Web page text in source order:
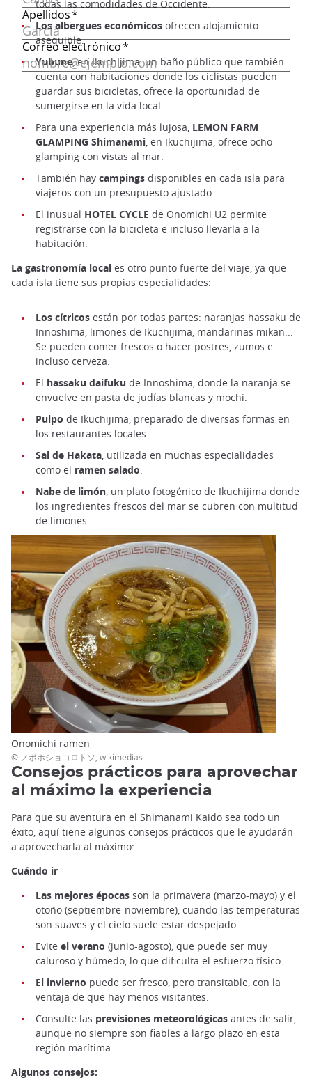
todas las comodidades de Occidente.
Los albergues económicos ofrecen alojamiento
asequible.
Yubune, en Ikuchijima, un baño público que también
cuenta con habitaciones donde los ciclistas pueden
guardar sus bicicletas, ofrece la oportunidad de
sumergirse en la vida local.
Para una experiencia más lujosa, LEMON FARM
GLAMPING Shimanami, en Ikuchijima, ofrece ocho
glamping con vistas al mar.
También hay campings disponibles en cada isla para
viajeros con un presupuesto ajustado.
El inusual HOTEL CYCLE de Onomichi U2 permite
registrarse con la bicicleta e incluso llevarla a la
habitación.
La gastronomía local es otro punto fuerte del viaje, ya que
cada isla tiene sus propias especialidades:
Los cítricos están por todas partes: naranjas hassaku de
Innoshima, limones de Ikuchijima, mandarinas mikan...
Se pueden comer frescos o hacer postres, zumos e
incluso cerveza.
El hassaku daifuku de Innoshima, donde la naranja se
envuelve en pasta de judías blancas y mochi.
Pulpo de Ikuchijima, preparado de diversas formas en
los restaurantes locales.
Sal de Hakata, utilizada en muchas especialidades
como el ramen salado.
Nabe de limón, un plato fotogénico de Ikuchijima donde
los ingredientes frescos del mar se cubren con multitud
de limones.
Onomichi ramen
© ノボホショコロトソ, wikimedias
Consejos prácticos para aprovechar
al máximo la experiencia
Para que su aventura en el Shimanami Kaido sea todo un
éxito, aquí tiene algunos consejos prácticos que le ayudarán
a aprovecharla al máximo:
Cuándo ir
Las mejores épocas son la primavera (marzo-mayo) y el
otoño (septiembre-noviembre), cuando las temperaturas
son suaves y el cielo suele estar despejado.
Evite el verano (junio-agosto), que puede ser muy
caluroso y húmedo, lo que dificulta el esfuerzo físico.
El invierno puede ser fresco, pero transitable, con la
ventaja de que hay menos visitantes.
Consulte las previsiones meteorológicas antes de salir,
aunque no siempre son fiables a largo plazo en esta
región marítima.
Algunos consejos: